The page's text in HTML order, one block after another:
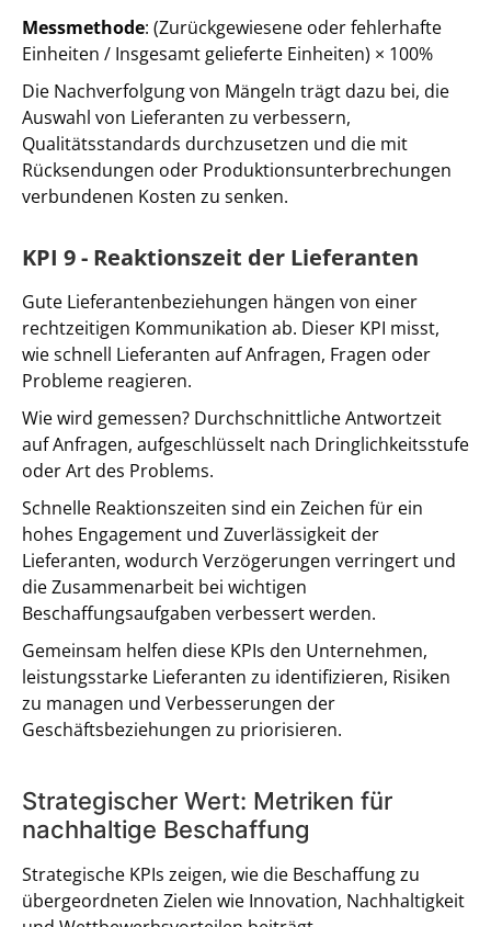
Messmethode: (Zurückgewiesene oder fehlerhafte
Einheiten / Insgesamt gelieferte Einheiten) × 100%
Die Nachverfolgung von Mängeln trägt dazu bei, die
Auswahl von Lieferanten zu verbessern,
Qualitätsstandards durchzusetzen und die mit
Rücksendungen oder Produktionsunterbrechungen
verbundenen Kosten zu senken.
KPI 9 - Reaktionszeit der Lieferanten
Gute Lieferantenbeziehungen hängen von einer
rechtzeitigen Kommunikation ab. Dieser KPI misst,
wie schnell Lieferanten auf Anfragen, Fragen oder
Probleme reagieren.
Wie wird gemessen? Durchschnittliche Antwortzeit
auf Anfragen, aufgeschlüsselt nach Dringlichkeitsstufe
oder Art des Problems.
Schnelle Reaktionszeiten sind ein Zeichen für ein
hohes Engagement und Zuverlässigkeit der
Lieferanten, wodurch Verzögerungen verringert und
die Zusammenarbeit bei wichtigen
Beschaffungsaufgaben verbessert werden.
Gemeinsam helfen diese KPIs den Unternehmen,
leistungsstarke Lieferanten zu identifizieren, Risiken
zu managen und Verbesserungen der
Geschäftsbeziehungen zu priorisieren.
Strategischer Wert: Metriken für
nachhaltige Beschaffung
Strategische KPIs zeigen, wie die Beschaffung zu
übergeordneten Zielen wie Innovation, Nachhaltigkeit